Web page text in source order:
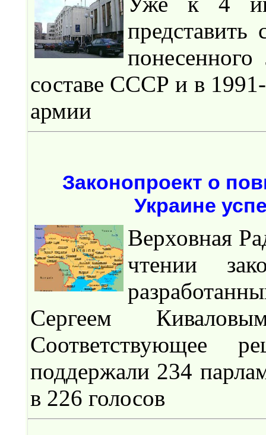
составе СССР и в
армии
Законопроект о
Украине
Верховная
чтении
Сергеем
Соответствующее
поддержали 234
в 226 голосов